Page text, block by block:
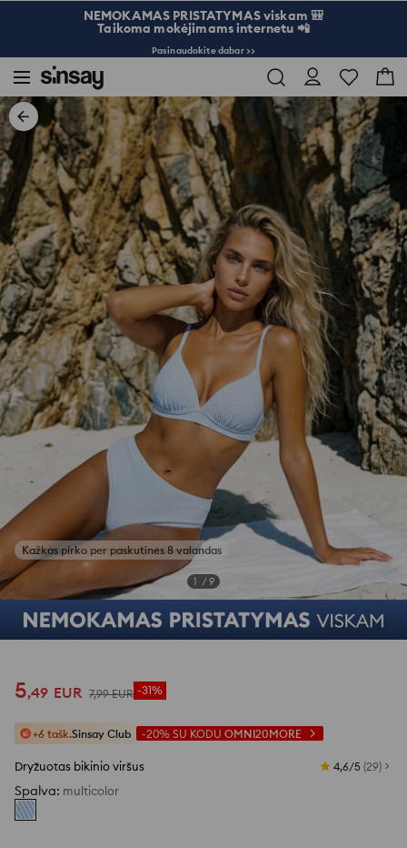
NEMOKAMAS PRISTATYMAS viskam 🎒
Taikoma mokėjimams internetu 📲
Pasinaudokite dabar >>
Kažkas pirko per paskutines 8 valandas
1 / 9
5,49 EUR 7,99 EUR -31%
+6 tašk.Sinsay Club -20% SU KODU OMNI20MORE
Dryžuotas bikinio viršus 4,6/5 (29)
Spalva: multicolor